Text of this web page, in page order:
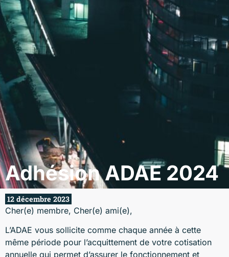
Adhésion ADAE 2024
12 décembre 2023
Cher(e) membre, Cher(e) ami(e),
L’ADAE vous sollicite comme chaque année à cette
même période pour l’acquittement de votre cotisation
annuelle qui permet d’assurer le fonctionnement et